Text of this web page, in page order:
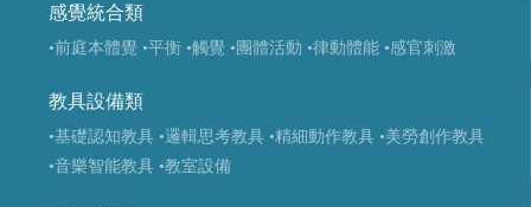
感覺統合類
•前庭本體覺 •平衡 •觸覺 •團體活動 •律動體能 •感官刺激
教具設備類
•基礎認知教具 •邏輯思考教具 •精細動作教具 •美勞創作教具
•音樂智能教具 •教室設備